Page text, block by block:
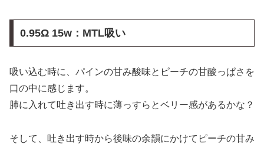
0.95Ω 15w：MTL吸い
吸い込む時に、パインの甘み酸味とピーチの甘酸っぱさを
口の中に感じます。
肺に入れて吐き出す時に薄っすらとベリー感があるかな？
そして、吐き出す時から後味の余韻にかけてピーチの甘み